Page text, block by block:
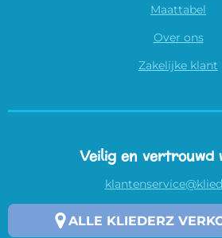
Maattabel
Over ons
Zakelijke klant
Veilig en vertrouwd
ALLE KLIEDERZ